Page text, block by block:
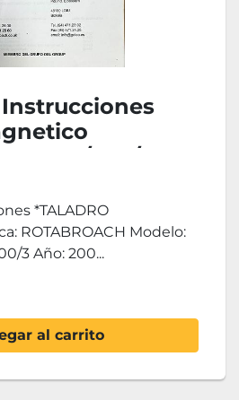
CM/300/1 &
*TALADRO
ROTABROACH Modelo:
3 Año: 200...
al carrito